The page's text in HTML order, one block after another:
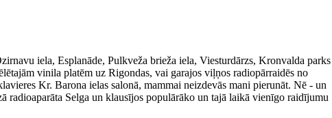
iela, Esplanāde, Pulkveža brieža iela, Viesturdārzs, Kronvalda parks
vinila platēm uz Rigondas, vai garajos viļņos radiopārraidēs no
Kr. Barona ielas salonā, mammai neizdevās mani pierunāt. Nē - un
radioaparāta Selga un klausījos populārāko un tajā laikā vienīgo raidījumu